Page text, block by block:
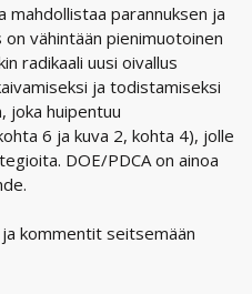
parannuksen ja
on vähintään pienimuotoinen
radikaali uusi oivallus
ja todistamiseksi
joka huipentuu
6 ja kuva 2, kohta 4), jolle
DOE/PDCA on ainoa
kommentit seitsemään